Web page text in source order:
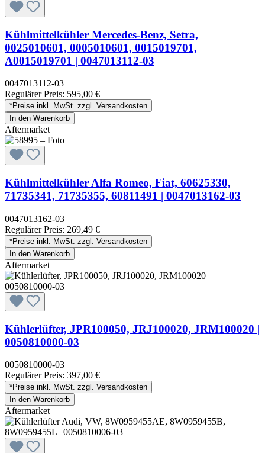
Kühlmittelkühler Mercedes-Benz, Setra,
0025010601, 0005010601, 0015019701,
A0015019701 | 0047013112-03
0047013112-03
Regulärer Preis: 595,00 €
*Preise inkl. MwSt. zzgl. Versandkosten
In den Warenkorb
Aftermarket
Kühlmittelkühler Alfa Romeo, Fiat, 60625330,
71735341, 71735355, 60811491 | 0047013162-03
0047013162-03
Regulärer Preis: 269,49 €
*Preise inkl. MwSt. zzgl. Versandkosten
In den Warenkorb
Aftermarket
Kühlerlüfter, JPR100050, JRJ100020, JRM100020 |
0050810000-03
0050810000-03
Regulärer Preis: 397,00 €
*Preise inkl. MwSt. zzgl. Versandkosten
In den Warenkorb
Aftermarket